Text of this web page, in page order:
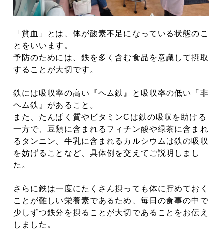
「貧血」とは、体が酸素不足になっている状態のこ
とをいいます。
予防のためには、鉄を多く含む食品を意識して摂取
することが大切です。
鉄には吸収率の高い『ヘム鉄』と吸収率の低い『非
ヘム鉄』があること。
また、たんぱく質やビタミンCは鉄の吸収を助ける
一方で、豆類に含まれるフィチン酸や緑茶に含まれ
るタンニン、牛乳に含まれるカルシウムは鉄の吸収
を妨げることなど、具体例を交えてご説明しまし
た。
さらに鉄は一度にたくさん摂っても体に貯めておく
ことが難しい栄養素であるため、毎日の食事の中で
少しずつ鉄分を摂ることが大切であることをお伝え
しました。